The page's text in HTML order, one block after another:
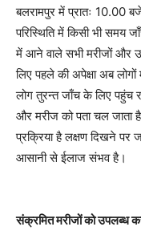
बलरामपुर में प्रातः 10.00
परिस्थिति में किसी भी समय
में आने वाले सभी मरीजों और
लिए पहले की अपेक्षा अब
लोग तुरन्त जाँच के लिए पहुंच
और मरीज को पता चल जाता
प्रक्रिया है लक्षण दिखने पर
आसानी से ईलाज संभव है।
संक्रमित मरीजों को उपलब्ध